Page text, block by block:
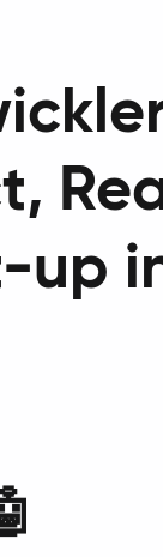
up